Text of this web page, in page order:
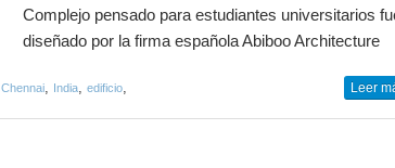
Complejo pensado para estudiantes universitarios
diseñado por la firma española Abiboo Architecture
Chennai, India, edificio, Leer